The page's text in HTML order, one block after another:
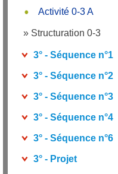
Activité 0-3 A
» Structuration 0-3
3° - Séquence n°1
3° - Séquence n°2
3° - Séquence n°3
3° - Séquence n°4
3° - Séquence n°6
3° - Projet